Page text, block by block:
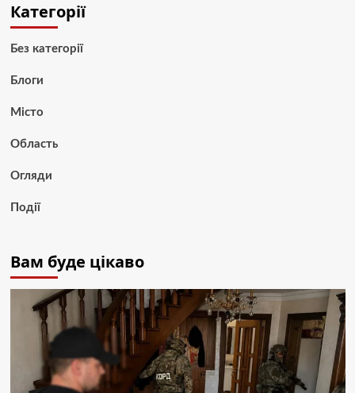
Категорії
Без категорії
Блоги
Місто
Область
Огляди
Події
Вам буде цікаво